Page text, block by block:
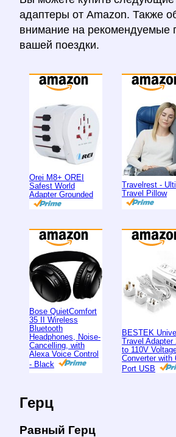
адаптеры от Amazon. Также
внимание на рекомендуемые
вашей поездки.
Orei M8+ OREI
Safest World
Adapter Grounded
Travelrest -
Travel Pillow
Bose QuietComfort
35 II Wireless
Bluetooth
Headphones, Noise-
Cancelling, with
Alexa Voice Control
- Black
BESTEK
Travel Adapter
to 110V
Converter with
Port USB
Герц
Равный Герц